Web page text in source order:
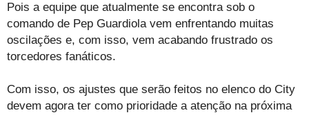
Pois a equipe que atualmente se encontra sob o
comando de Pep Guardiola vem enfrentando muitas
oscilações e, com isso, vem acabando frustrado os
torcedores fanáticos.
Com isso, os ajustes que serão feitos no elenco do City
devem agora ter como prioridade a atenção na próxima